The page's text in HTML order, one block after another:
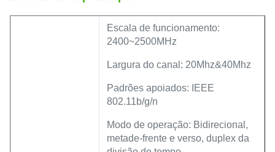
Escala de funcionamento:
2400~2500MHz
Largura do canal: 20Mhz&40Mhz
Padrões apoiados: IEEE
802.11b/g/n
Modo de operação: Bidirecional,
metade-frente e verso, duplex da